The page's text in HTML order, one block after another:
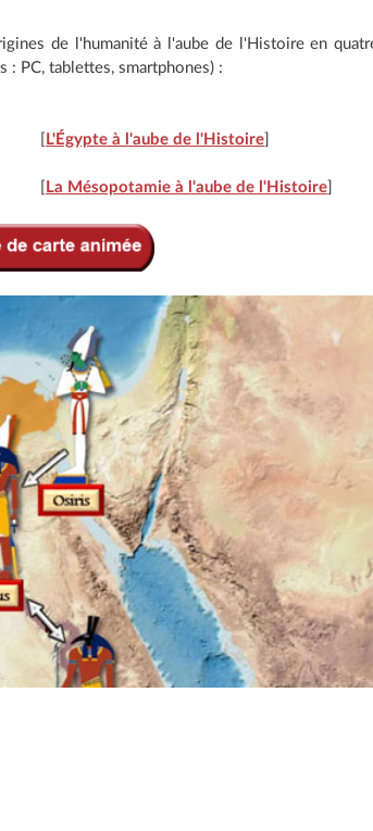
de l'humanité à l'aube de l'Histoire en
: PC, tablettes, smartphones) :
L'Égypte à l'aube de l'Histoire
La Mésopotamie à l'aube de l'Histoire